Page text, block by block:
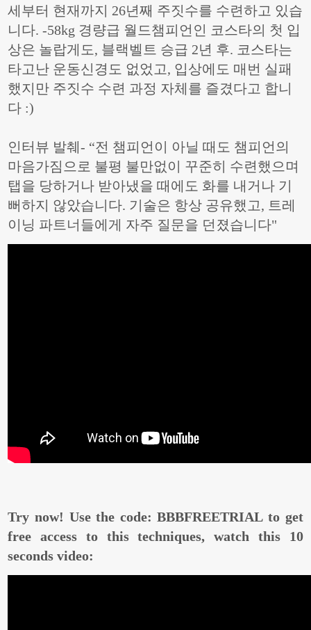
세부터 현재까지 26년째 주짓수를 수련하고 있습
니다. -58kg 경량급 월드챔피언인 코스타의 첫 입
상은 놀랍게도, 블랙벨트 승급 2년 후. 코스타는
타고난 운동신경도 없었고, 입상에도 매번 실패
했지만 주짓수 수련 과정 자체를 즐겼다고 합니
다 :)
인터뷰 발췌- “전 챔피언이 아닐 때도 챔피언의
마음가짐으로 불평 불만없이 꾸준히 수련했으며
탭을 당하거나 받아냈을 때에도 화를 내거나 기
뻐하지 않았습니다. 기술은 항상 공유했고, 트레
이닝 파트너들에게 자주 질문을 던졌습니다"
Try now! Use the code: BBBFREETRIAL to get
free access to this techniques, watch this 10
seconds video: